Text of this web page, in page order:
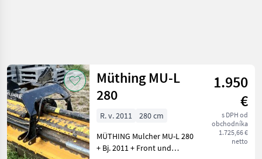
Kategorie 4 Země Filtry
AKTUÁLNÍ
CESTA
poľnohospodárska
technika
Obnovit
Zobrazit
202
výsledků
Müthing MU-L
280
1.950
€
s DPH od
obchodníka
1.725,66 €
netto
R. v. 2011
280 cm
MÜTHING Mulcher MU-L 280
+ Bj. 2011 + Front und